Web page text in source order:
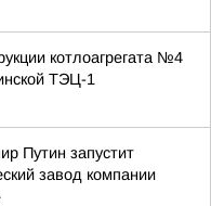
котлоагрегата №4
ТЭЦ-1
Путин запустит
завод компании